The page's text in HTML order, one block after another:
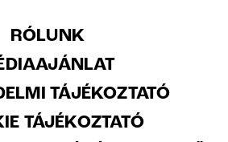
RÓLUNK
TÁJÉKOZTATÓ
TÁJÉKOZTATÓ